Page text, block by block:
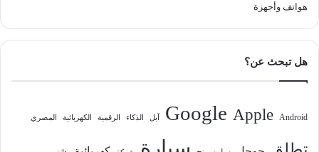
هواتف وأجهزة
هل تبحث عن؟
Android
Apple
Google آبل الذكاء الرقمية الكهربائية المصري